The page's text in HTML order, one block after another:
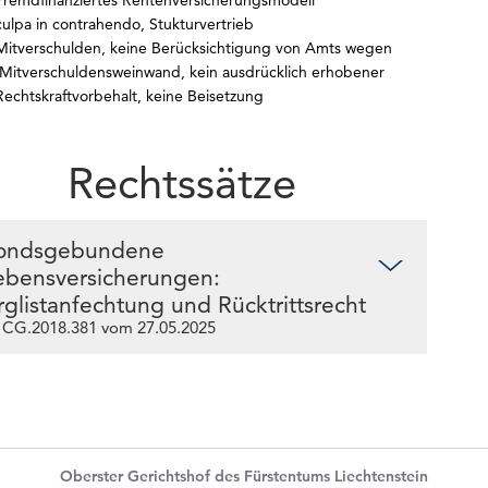
in contrahendo, Stukturvertrieb
keine Berücksichtigung von Amts wegen
kein ausdrücklich erhobener
keine Beisetzung
Rechtssätze
und Rücktrittsrecht
vom 27.05.2025
Oberster Gerichtshof des Fürstentums Liechtenstein